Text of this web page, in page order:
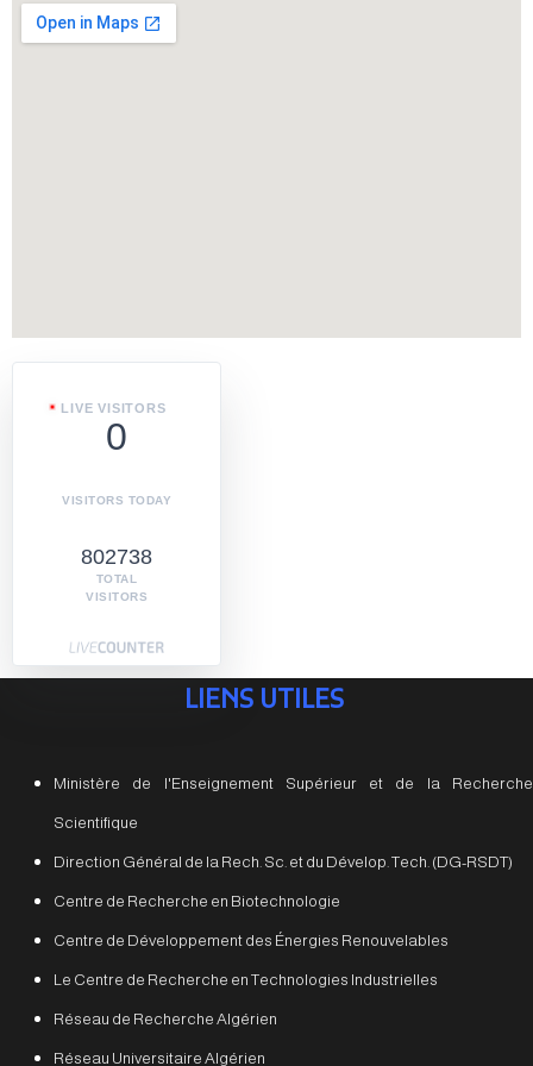
LIVE VISITORS
0
VISITORS TODAY
802738
TOTAL
VISITORS
LIENS UTILES
Ministère de l'Enseignement Supérieur et de la Recherche
Scientifique
Direction Général de la Rech. Sc. et du Dévelop. Tech. (DG-RSDT)
Centre de Recherche en Biotechnologie
Centre de Développement des Énergies Renouvelables
Le Centre de Recherche en Technologies Industrielles
Réseau de Recherche Algérien
Réseau Universitaire Algérien